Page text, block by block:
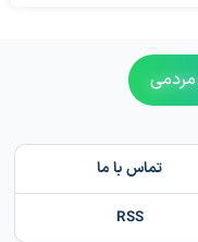
تماس با ما
RSS